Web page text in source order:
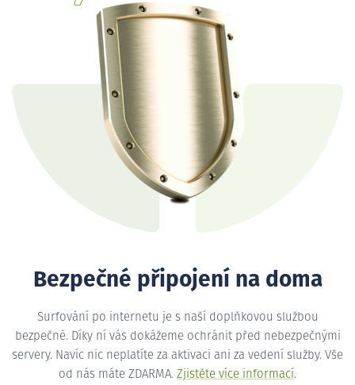
Bezpečné připojení na doma
Surfování po internetu je s naší doplňkovou službou
bezpečné. Díky ní vás dokážeme ochránit před nebezpečnými
servery. Navíc nic neplatíte za aktivaci ani za vedení služby. Vše
od nás máte ZDARMA. Zjistěte více informací.